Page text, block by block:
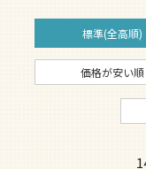
標準(全高順)
価格が安い順